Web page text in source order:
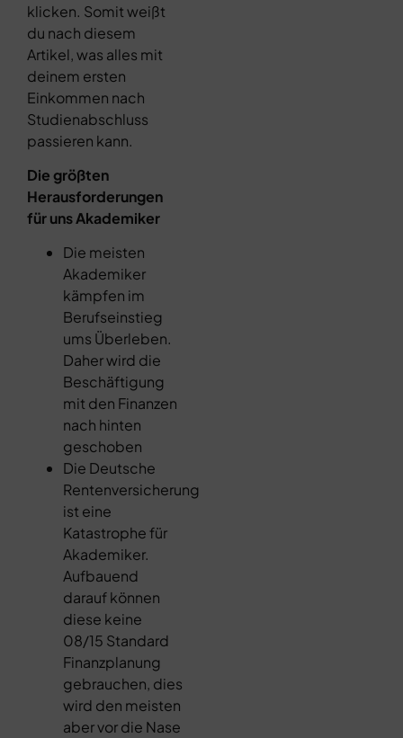
klicken. Somit weißt
du nach diesem
Artikel, was alles mit
deinem ersten
Einkommen nach
Studienabschluss
passieren kann.
Die größten
Herausforderungen
für uns Akademiker
Die meisten
Akademiker
kämpfen im
Berufseinstieg
ums Überleben.
Daher wird die
Beschäftigung
mit den Finanzen
nach hinten
geschoben
Die Deutsche
Rentenversicherung
ist eine
Katastrophe für
Akademiker.
Aufbauend
darauf können
diese keine
08/15 Standard
Finanzplanung
gebrauchen, dies
wird den meisten
aber vor die Nase